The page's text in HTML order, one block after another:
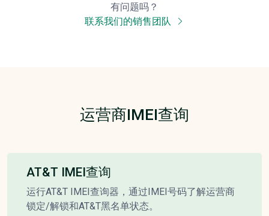
有问题吗？
联系我们的销售团队
运营商IMEI查询
AT&T IMEI查询
运行AT&T IMEI查询器，通过IMEI号码了解运营商
锁定/解锁和AT&T黑名单状态。